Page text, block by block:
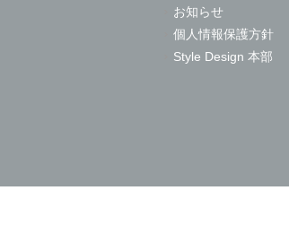
お知らせ
個人情報保護方針
Style Design 本部